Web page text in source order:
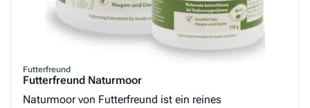
Futterfreund
Futterfreund Naturmoor
Naturmoor von Futterfreund ist ein reines